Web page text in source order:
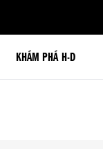
KHÁM PHÁ H-D